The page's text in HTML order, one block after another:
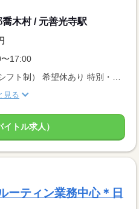
木村 / 元善光寺駅
17:00
【休日】 最大週4日休み（シフト制） 希望休あり 特別・有給休暇あり
見る
トル求人）
ーティン業務中心＊日